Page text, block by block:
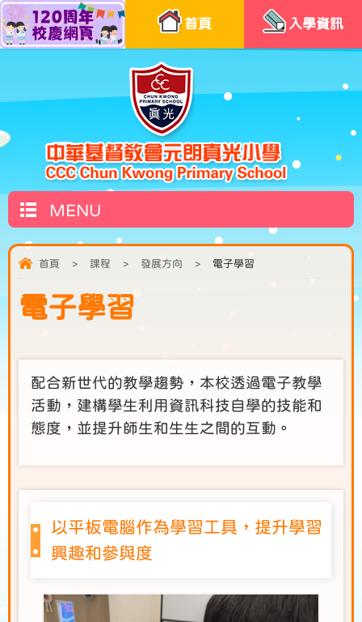
首頁 入學資訊
MENU
首頁 > 課程 > 發展方向 > 電子學習
電子學習
配合新世代的教學趨勢，本校透過電子教學
活動，建構學生利用資訊科技自學的技能和
態度，並提升師生和生生之間的互動。
以平板電腦作為學習工具，提升學習
興趣和參與度